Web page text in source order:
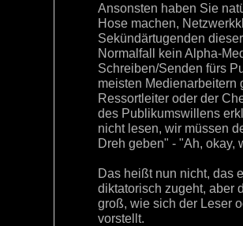
Ansonsten haben Sie
Hose machen,
Sekündärtugenden
Normalfall kein Alpha-
Schreiben/Senden fürs
meisten Medienarbeitern
Ressortleiter oder der
des Publikumswillens
nicht lesen, wir müssen
Dreh geben" - "Ah, okay,
Das heißt nun nicht, das
diktatorisch zugeht, aber
groß, wie sich der Leser
vorstellt.